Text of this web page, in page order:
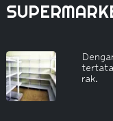
tertata
rak.